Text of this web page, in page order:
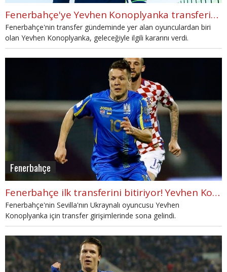
Fenerbahçe'ye Yevhen Konoplyanka transferinde kötü haber
Fenerbahçe'nin transfer gündeminde yer alan oyunculardan biri
olan Yevhen Konoplyanka, geleceğiyle ilgili kararını verdi.
Fenerbahçe
Fenerbahçe ilk transferini bitiriyor! Yevhen Konoplyanka...
Fenerbahçe'nin Sevilla'nın Ukraynalı oyuncusu Yevhen
Konoplyanka için transfer girişimlerinde sona gelindi.